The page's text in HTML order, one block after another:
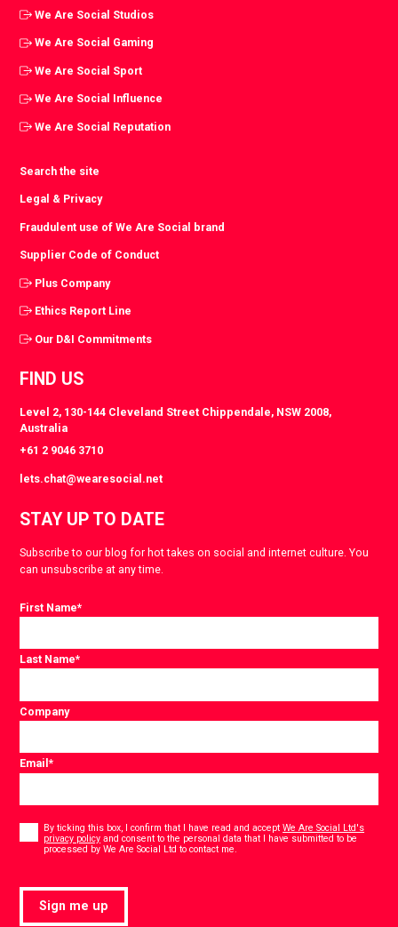
We Are Social Studios
We Are Social Gaming
We Are Social Sport
We Are Social Influence
We Are Social Reputation
Search the site
Legal & Privacy
Fraudulent use of We Are Social brand
Supplier Code of Conduct
Plus Company
Ethics Report Line
Our D&I Commitments
FIND US
Level 2, 130-144 Cleveland Street Chippendale, NSW 2008,
Australia
+61 2 9046 3710
lets.chat@wearesocial.net
STAY UP TO DATE
Subscribe to our blog for hot takes on social and internet culture. You
can unsubscribe at any time.
First Name*
Last Name*
Company
Email*
Consent
By ticking this box, I confirm that I have read and acceptWe Are Social Ltd's
privacy policy and consent to the personal data that I have submitted to be
processed by We Are Social Ltd to contact me.
Sign me up